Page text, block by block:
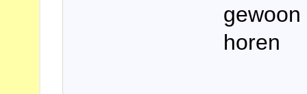
horen